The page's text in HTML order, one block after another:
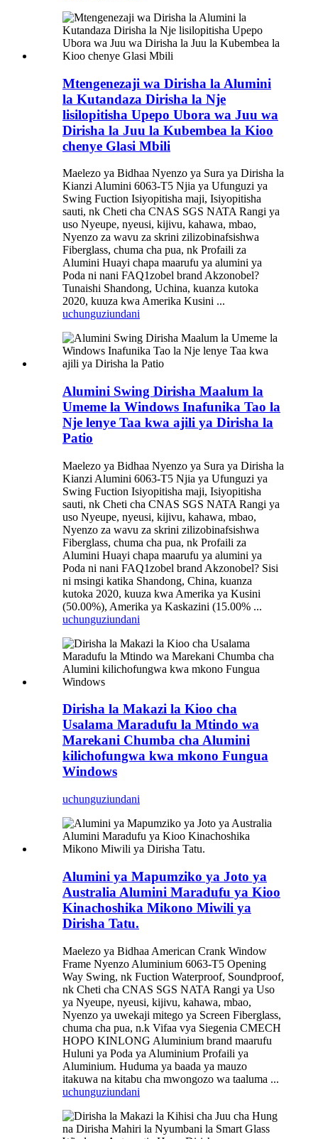
Mtengenezaji wa Dirisha la Alumini
la Kutandaza Dirisha la Nje
lisilopitisha Upepo Ubora wa Juu wa
Dirisha la Juu la Kubembea la Kioo
chenye Glasi Mbili
Maelezo ya Bidhaa Nyenzo ya Sura ya Dirisha la
Kianzi Alumini 6063-T5 Njia ya Ufunguzi ya
Swing Fuction Isiyopitisha maji, Isiyopitisha
sauti, nk Cheti cha CNAS SGS NATA Rangi ya
uso Nyeupe, nyeusi, kijivu, kahawa, mbao,
Nyenzo za wavu za skrini zilizobinafsishwa
Fiberglass, chuma cha pua, nk Profaili za
Alumini Huayi chapa maarufu ya alumini ya
Poda ni nani FAQ1zobel brand Akzonobel?
Tunaishi Shandong, Uchina, kuanza kutoka
2020, kuuza kwa Amerika Kusini ...
uchunguziundani
Alumini Swing Dirisha Maalum la
Umeme la Windows Inafunika Tao la
Nje lenye Taa kwa ajili ya Dirisha la
Patio
Maelezo ya Bidhaa Nyenzo ya Sura ya Dirisha la
Kianzi Alumini 6063-T5 Njia ya Ufunguzi ya
Swing Fuction Isiyopitisha maji, Isiyopitisha
sauti, nk Cheti cha CNAS SGS NATA Rangi ya
uso Nyeupe, nyeusi, kijivu, kahawa, mbao,
Nyenzo za wavu za skrini zilizobinafsishwa
Fiberglass, chuma cha pua, nk Profaili za
Alumini Huayi chapa maarufu ya alumini ya
Poda ni nani FAQ1zobel brand Akzonobel? Sisi
ni msingi katika Shandong, China, kuanza
kutoka 2020, kuuza kwa Amerika ya Kusini
(50.00%), Amerika ya Kaskazini (15.00% ...
uchunguziundani
Dirisha la Makazi la Kioo cha
Usalama Maradufu la Mtindo wa
Marekani Chumba cha Alumini
kilichofungwa kwa mkono Fungua
Windows
uchunguziundani
Alumini ya Mapumziko ya Joto ya
Australia Alumini Maradufu ya Kioo
Kinachoshika Mikono Miwili ya
Dirisha Tatu.
Maelezo ya Bidhaa American Crank Window
Frame Nyenzo Aluminium 6063-T5 Opening
Way Swing, nk Fuction Waterproof, Soundproof,
nk Cheti cha CNAS SGS NATA Rangi ya Uso
ya Nyeupe, nyeusi, kijivu, kahawa, mbao,
Nyenzo ya uwekaji mitego ya Screen Fiberglass,
chuma cha pua, n.k Vifaa vya Siegenia CMECH
HOPO KINLONG Aluminium brand maarufu
Huluni ya Poda ya Aluminium Profaili ya
Aluminium. Huduma ya baada ya mauzo
itakuwa na kitabu cha mwongozo wa taaluma ...
uchunguziundani